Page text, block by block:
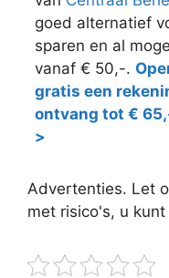
goed alternatief
sparen en al
vanaf € 50,-.
gratis een
ontvang tot €
>
Advertenties. Let
met risico's, u